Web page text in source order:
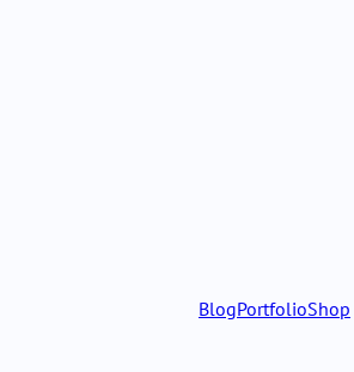
BlogPortfolioShop